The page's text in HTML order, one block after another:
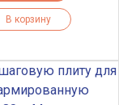
В корзину